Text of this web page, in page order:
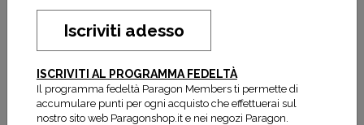
Pescura Sarah
74,50 € 149,00 €
Prezzo più basso degli ultimi 30 gg:74,50 €
Iscriviti adesso
ISCRIVITI AL PROGRAMMA FEDELTÀ
Il programma fedeltà Paragon Members ti permette di
accumulare punti per ogni acquisto che effettuerai sul
nostro sito web Paragonshop.it e nei negozi Paragon.